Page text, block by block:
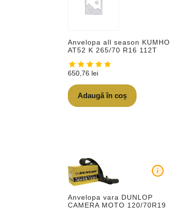
Anvelopa all season KUMHO
AT52 K 265/70 R16 112T
650,76 lei
Adaugă în coș
Anvelopa vara DUNLOP
CAMERA MOTO 120/70R19
i